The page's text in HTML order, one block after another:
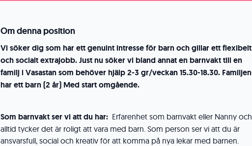
Om denna position
Vi söker dig som har ett genuint intresse för barn och gillar ett flexibelt
och socialt extrajobb. Just nu söker vi bland annat en barnvakt till en
familj i Vasastan som behöver hjälp 2-3 gr/veckan 15.30-18.30. Familjen
har ett barn (2 år) Med start omgående.
Som barnvakt ser vi att du har: Erfarenhet som barnvakt eller Nanny och
alltid tycker det är roligt att vara med barn. Som person ser vi att du är
ansvarsfull, social och kreativ för att komma på nya lekar med barnen.